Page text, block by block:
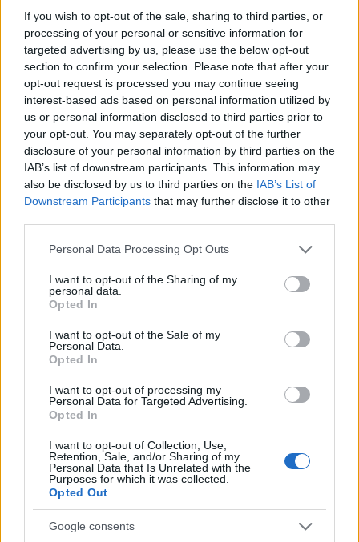
If you wish to opt-out of the sale, sharing to third parties, or
processing of your personal or sensitive information for
targeted advertising by us, please use the below opt-out
section to confirm your selection. Please note that after your
opt-out request is processed you may continue seeing
interest-based ads based on personal information utilized by
us or personal information disclosed to third parties prior to
your opt-out. You may separately opt-out of the further
disclosure of your personal information by third parties on the
IAB’s list of downstream participants. This information may
also be disclosed by us to third parties on the IAB’s List of
Downstream Participants that may further disclose it to other
Please note that this website/app uses one or more Google
not limited to your visit or usage behaviour. You may click to
grant or deny consent to Google and its third-party tags to
use your data for below specified purposes in below Google
consent section.
Personal Data Processing Opt Outs
I want to opt-out of the Sharing of my
personal data.
Opted In
I want to opt-out of the Sale of my
Personal Data.
Opted In
I want to opt-out of processing my
Personal Data for Targeted Advertising.
Opted In
I want to opt-out of Collection, Use,
Retention, Sale, and/or Sharing of my
Personal Data that Is Unrelated with the
Purposes for which it was collected.
Opted Out
Google consents
Επίδομα παιδιού: Ποιοι δικαιούχοι θα πληρωθούν
στις 20 Δεκεμβρίου
15.12.2022 14:44
Αγγελική
Μαρουσάκης κακοκαιρία: Προειδοποίηση για 3
περιοχές από το Σάββατο
02.11.2022 10:58